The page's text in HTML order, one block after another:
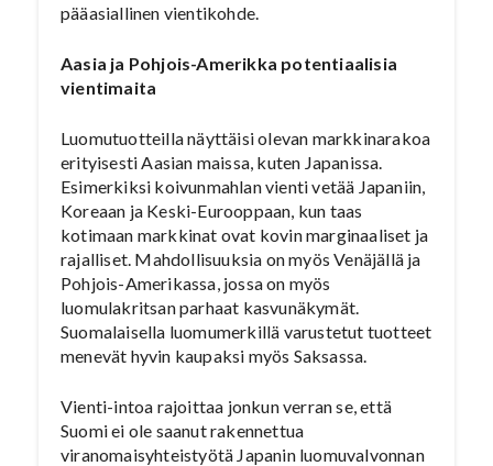
pääasiallinen vientikohde.
Aasia ja Pohjois-Amerikka potentiaalisia
vientimaita
Luomutuotteilla näyttäisi olevan markkinarakoa
erityisesti Aasian maissa, kuten Japanissa.
Esimerkiksi koivunmahlan vienti vetää Japaniin,
Koreaan ja Keski-Eurooppaan, kun taas
kotimaan markkinat ovat kovin marginaaliset ja
rajalliset. Mahdollisuuksia on myös Venäjällä ja
Pohjois-Amerikassa, jossa on myös
luomulakritsan parhaat kasvunäkymät.
Suomalaisella luomumerkillä varustetut tuotteet
menevät hyvin kaupaksi myös Saksassa.
Vienti-intoa rajoittaa jonkun verran se, että
Suomi ei ole saanut rakennettua
viranomaisyhteistyötä Japanin luomuvalvonnan